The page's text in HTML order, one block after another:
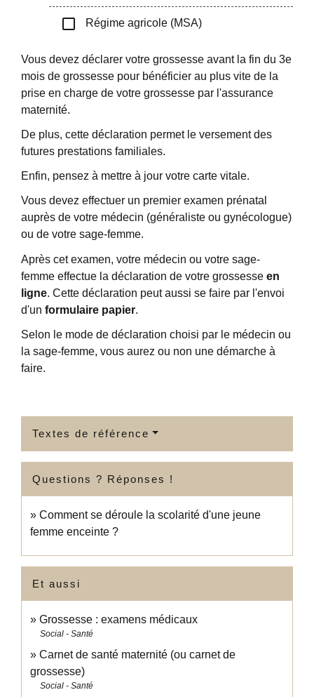
check_box_outline_blank Régime agricole (MSA)
Vous devez déclarer votre grossesse avant la fin du 3e
mois de grossesse pour bénéficier au plus vite de la
prise en charge de votre grossesse par l'assurance
maternité.
De plus, cette déclaration permet le versement des
futures prestations familiales.
Enfin, pensez à mettre à jour votre carte vitale.
Vous devez effectuer un premier examen prénatal
auprès de votre médecin (généraliste ou gynécologue)
ou de votre sage-femme.
Après cet examen, votre médecin ou votre sage-
femme effectue la déclaration de votre grossesse en
ligne. Cette déclaration peut aussi se faire par l'envoi
d'un formulaire papier.
Selon le mode de déclaration choisi par le médecin ou
la sage-femme, vous aurez ou non une démarche à
faire.
Textes de référence
Questions ? Réponses !
Comment se déroule la scolarité d'une jeune
femme enceinte ?
Et aussi
Grossesse : examens médicaux
Social - Santé
Carnet de santé maternité (ou carnet de
grossesse)
Social - Santé